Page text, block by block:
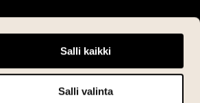
Salli kaikki
Salli valinta